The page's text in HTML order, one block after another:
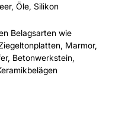
Öle, Silikon
Belagsarten wie
Marmor,
Betonwerkstein,